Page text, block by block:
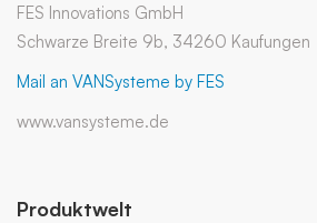
FES Innovations GmbH
Schwarze Breite 9b, 34260 Kaufungen
Mail an VANSysteme by FES
www.vansysteme.de
Produktwelt